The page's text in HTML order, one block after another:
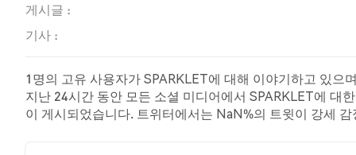
게시글 :
기사 :
1명의 고유 사용자가 SPARKLET에 대해 이야기하고 있
지난 24시간 동안 모든 소셜 미디어에서 SPARKLET에 대
이 게시되었습니다. 트위터에서는 NaN%의 트윗이 강세